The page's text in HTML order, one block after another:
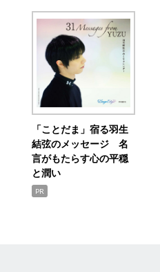
「ことだま」宿る羽生
結弦のメッセージ 名
言がもたらす心の平穏
と潤い
PR